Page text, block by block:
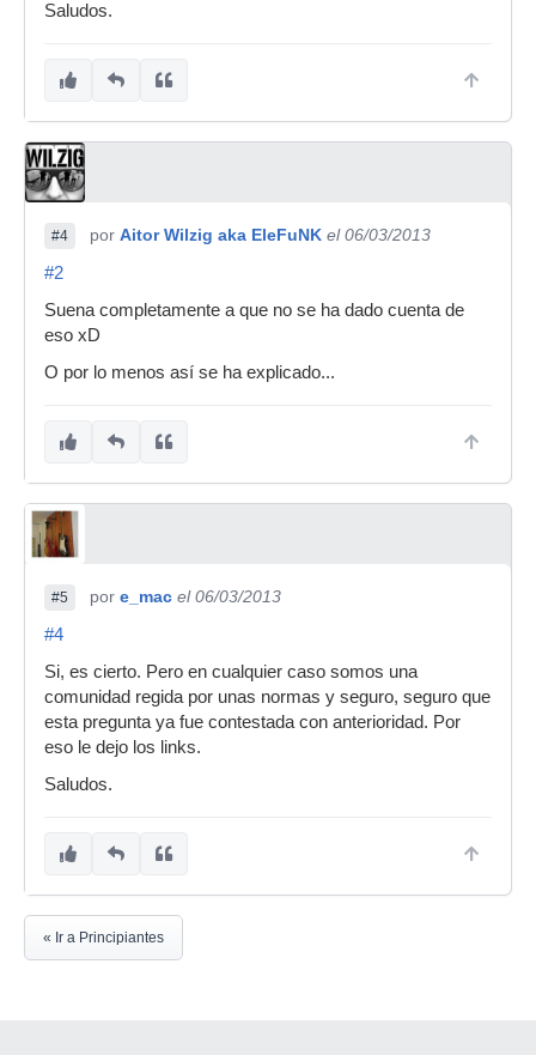
Saludos.
#4 por Aitor Wilzig aka EleFuNK el 06/03/2013
#2
Suena completamente a que no se ha dado cuenta de
eso xD
O por lo menos así se ha explicado...
#5 por e_mac el 06/03/2013
#4
Si, es cierto. Pero en cualquier caso somos una
comunidad regida por unas normas y seguro, seguro que
esta pregunta ya fue contestada con anterioridad. Por
eso le dejo los links.
Saludos.
« Ir a Principiantes